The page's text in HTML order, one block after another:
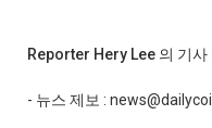
Reporter Hery Lee 의 기사
- 뉴스 제보 :